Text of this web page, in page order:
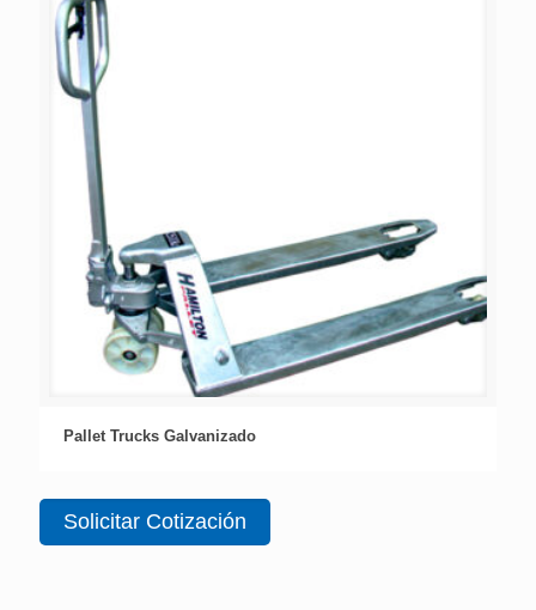
Pallet Trucks Galvanizado
Solicitar Cotización